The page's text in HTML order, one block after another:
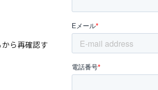
から再確認す